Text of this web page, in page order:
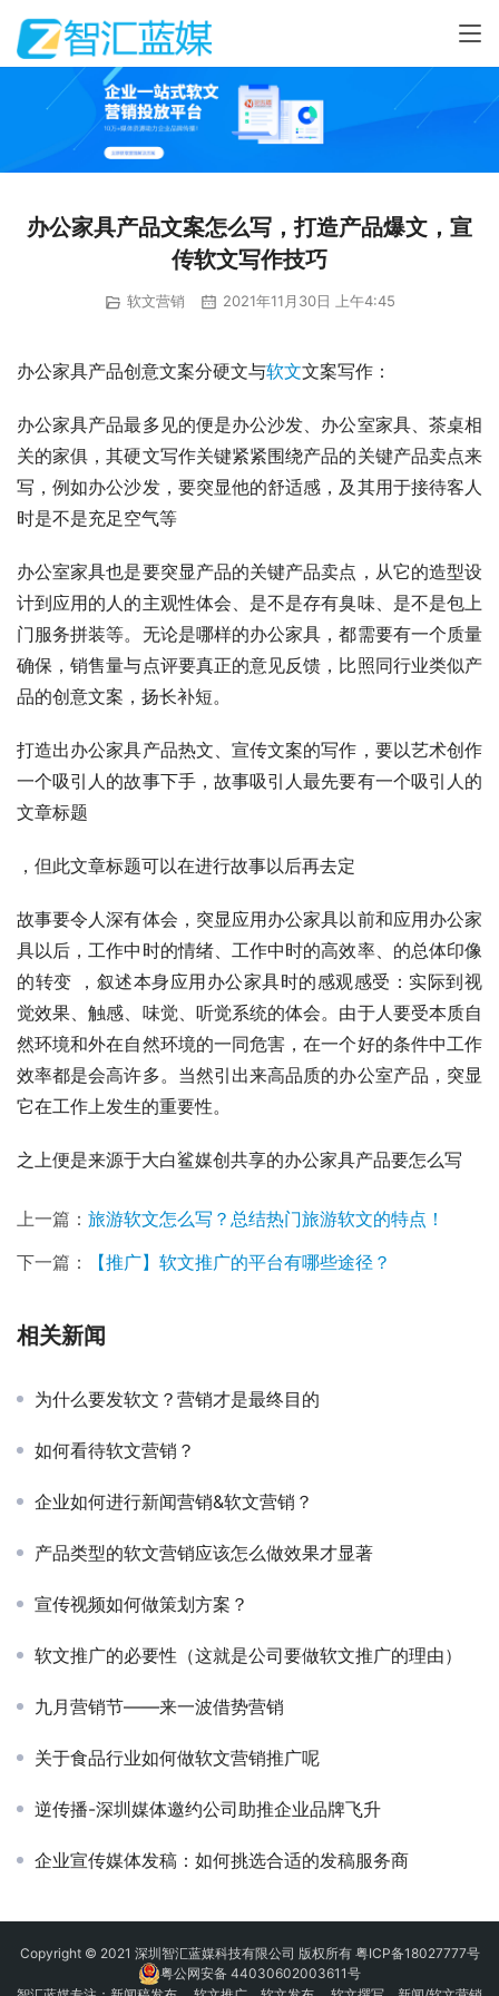
办公家具产品文案怎么写，打造产品爆文，宣
传软文写作技巧
软文营销 2021年11月30日 上午4:45
办公家具产品创意文案分硬文与软文文案写作：
办公家具产品最多见的便是办公沙发、办公室家具、茶桌相
关的家俱，其硬文写作关键紧紧围绕产品的关键产品卖点来
写，例如办公沙发，要突显他的舒适感，及其用于接待客人
时是不是充足空气等
办公室家具也是要突显产品的关键产品卖点，从它的造型设
计到应用的人的主观性体会、是不是存有臭味、是不是包上
门服务拼装等。无论是哪样的办公家具，都需要有一个质量
确保，销售量与点评要真正的意见反馈，比照同行业类似产
品的创意文案，扬长补短。
打造出办公家具产品热文、宣传文案的写作，要以艺术创作
一个吸引人的故事下手，故事吸引人最先要有一个吸引人的
文章标题
，但此文章标题可以在进行故事以后再去定
故事要令人深有体会，突显应用办公家具以前和应用办公家
具以后，工作中时的情绪、工作中时的高效率、的总体印像
的转变 ，叙述本身应用办公家具时的感观感受：实际到视
觉效果、触感、味觉、听觉系统的体会。由于人要受本质自
然环境和外在自然环境的一同危害，在一个好的条件中工作
效率都是会高许多。当然引出来高品质的办公室产品，突显
它在工作上发生的重要性。
之上便是来源于大白鲨媒创共享的办公家具产品要怎么写
上一篇： 旅游软文怎么写？总结热门旅游软文的特点！
下一篇：
【推广】软文推广的平台有哪些途径？
相关新闻
为什么要发软文？营销才是最终目的
如何看待软文营销？
企业如何进行新闻营销&软文营销？
产品类型的软文营销应该怎么做效果才显著
宣传视频如何做策划方案？
软文推广的必要性（这就是公司要做软文推广的理由）
九月营销节——来一波借势营销
关于食品行业如何做软文营销推广呢
逆传播-深圳媒体邀约公司助推企业品牌飞升
企业宣传媒体发稿：如何挑选合适的发稿服务商
Copyright © 2021 深圳智汇蓝媒科技有限公司 版权所有 粤ICP备18027777号
粤公网安备 44030602003611号